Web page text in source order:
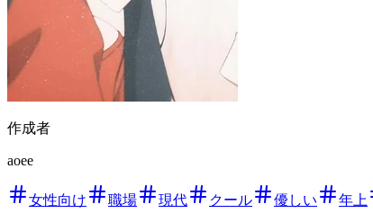
作成者
aoee
女性向け 職場 現代 クール 優しい 年上